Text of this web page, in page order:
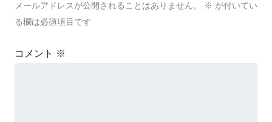
メールアドレスが公開されることはありません。 ※ が付いてい
る欄は必須項目です
コメント ※